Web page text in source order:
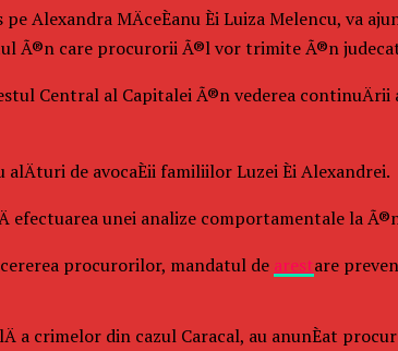
pe Alexandra MÄceÈanu Èi Luiza Melencu,
Ã®n care procurorii Ã®l vor trimite Ã®n
Central al Capitalei Ã®n vederea
de avocaÈii familiilor Luzei Èi Alexandrei.
efectuarea unei analize comportamentale la
cererea procurorilor, mandatul de arestare
a crimelor din cazul Caracal, au anunÈat